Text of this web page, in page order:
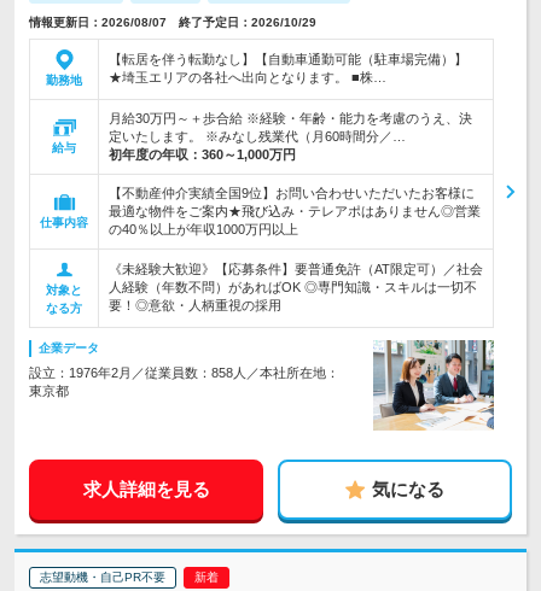
情報更新日：2026/08/07 終了予定日：2026/10/29
勤務地
【転居を伴う転勤なし】【自動車通勤可能（駐車場完備）】
★埼玉エリアの各社へ出向となります。 ■株…
給与
月給30万円～＋歩合給 ※経験・年齢・能力を考慮のうえ、決
定いたします。 ※みなし残業代（月60時間分／…
初年度の年収： 360～1,000万円
仕事内容
【不動産仲介実績全国9位】お問い合わせいただいたお客様に
最適な物件をご案内★飛び込み・テレアポはありません◎営業
の40％以上が年収1000万円以上
対象と
なる方
《未経験大歓迎》【応募条件】要普通免許（AT限定可）／社会
人経験（年数不問）があればOK ◎専門知識・スキルは一切不
要！◎意欲・人柄重視の採用
企業データ
設立：1976年2月／従業員数：858人／本社所在地：
東京都
求人詳細を見る 気になる
志望動機・自己PR不要